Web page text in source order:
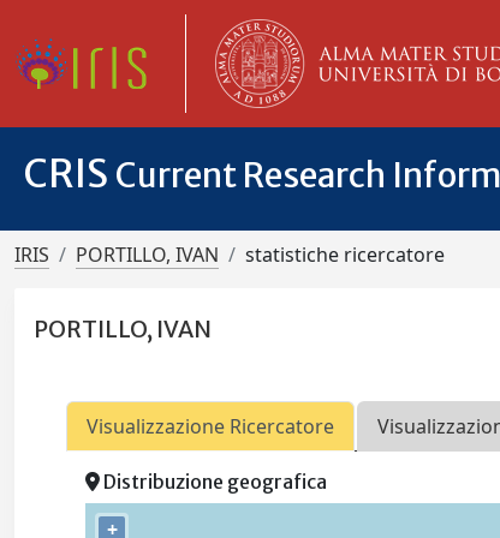
CRIS Current Research
IRIS PORTILLO, IVAN statistiche ricercatore
PORTILLO, IVAN
Visualizzazione Ricercatore
Distribuzione geografica
+